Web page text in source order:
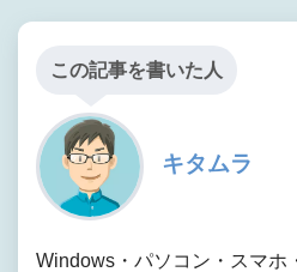
この記事を書いた人
キタムラ
Windows・パソコン・スマホ